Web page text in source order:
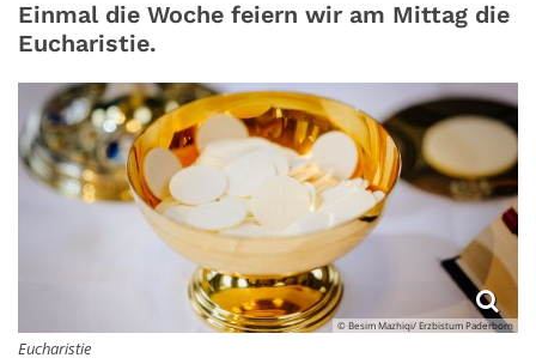
Einmal die Woche feiern wir am Mittag die
Eucharistie.
© Besim Mazhiqi/ Erzbistum Paderborn
Eucharistie